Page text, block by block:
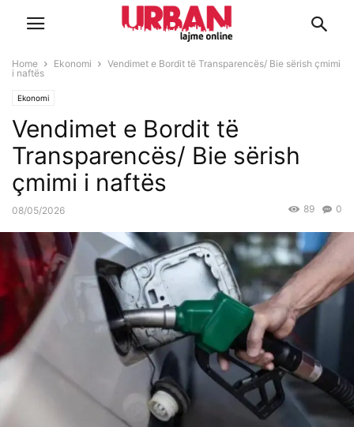
Home Ekonomi
Vendimet e Bordit të Transparencës/ Bie sërish çmimi
i naftës
Ekonomi
Vendimet e Bordit të
Transparencës/ Bie sërish
çmimi i naftës
08/05/2026 0
89